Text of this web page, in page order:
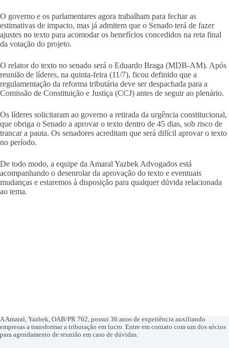
O governo e os parlamentares agora trabalham para fechar as
estimativas de impacto, mas já admitem que o Senado terá de fazer
ajustes no texto para acomodar os benefícios concedidos na reta final
da votação do projeto.
O relator do texto no senado será o Eduardo Braga (MDB-AM). Após
reunião de líderes, na quinta-feira (11/7), ficou definido que a
regulamentação da reforma tributária deve ser despachada para a
Comissão de Constituição e Justiça (CCJ) antes de seguir ao plenário.
Os líderes solicitaram ao governo a retirada da urgência constitucional,
que obriga o Senado a aprovar o texto dentro de 45 dias, sob risco de
trancar a pauta. Os senadores acreditam que será difícil aprovar o texto
no período.
De todo modo, a equipe da Amaral Yazbek Advogados está
acompanhando o desenrolar da aprovação do texto e eventuais
mudanças e estaremos à disposição para qualquer dúvida relacionada
ao tema.
A Amaral, Yazbek, OAB/PR 762, possui 36 anos de experiência auxiliando
empresas a transformar a tributação em lucro. Entre em contato com um dos sócios
para agendamento de reunião em caso de dúvidas.